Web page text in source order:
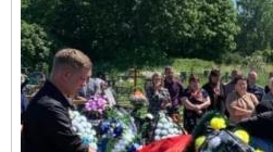
Дзяржава
Дыскрымінацыя
Затрыманьні
Карная псыхіятрыя